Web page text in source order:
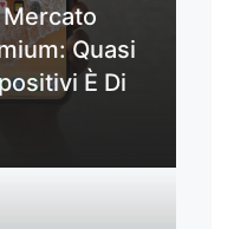
Quasi
È Di